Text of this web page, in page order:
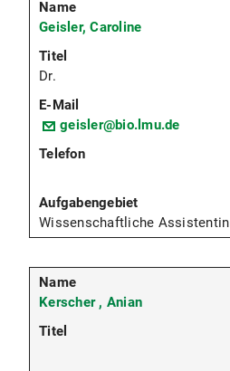
Geisler, Caroline
Dr.
geisler@bio.lmu.de
Wissenschaftliche Assistentin
Kerscher , Anian